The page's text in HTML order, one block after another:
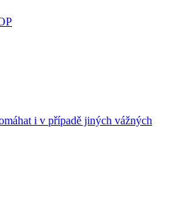
i v případě jiných vážných